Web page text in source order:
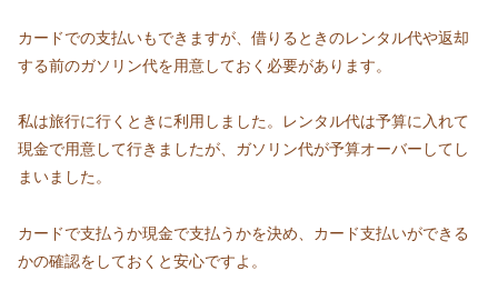
カードでの支払いもできますが、借りるときのレンタル代や返却
する前のガソリン代を用意しておく必要があります。
私は旅行に行くときに利用しました。レンタル代は予算に入れて
現金で用意して行きましたが、ガソリン代が予算オーバーしてし
まいました。
カードで支払うか現金で支払うかを決め、カード支払いができる
かの確認をしておくと安心ですよ。